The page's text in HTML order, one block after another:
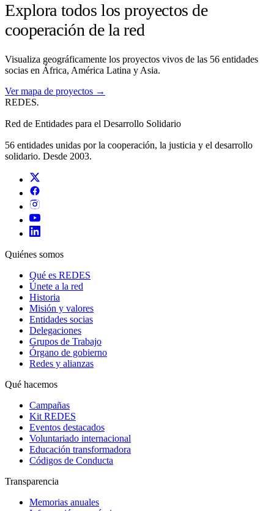
Explora todos los proyectos de
cooperación de la red
Visualiza geográficamente los proyectos vivos de las 56 entidades
socias en África, América Latina y Asia.
Ver mapa de proyectos →
REDES.
Red de Entidades para el Desarrollo Solidario
56 entidades unidas por la cooperación, la justicia y el desarrollo
solidario. Desde 2003.
Quiénes somos
Qué es REDES
Únete a la red
Historia
Misión y valores
Entidades socias
Delegaciones
Grupos de Trabajo
Órgano de gobierno
Redes y alianzas
Qué hacemos
Campañas
Kit REDES
Eventos destacados
Voluntariado internacional
Educación transformadora
Códigos de Conducta
Transparencia
Memorias anuales